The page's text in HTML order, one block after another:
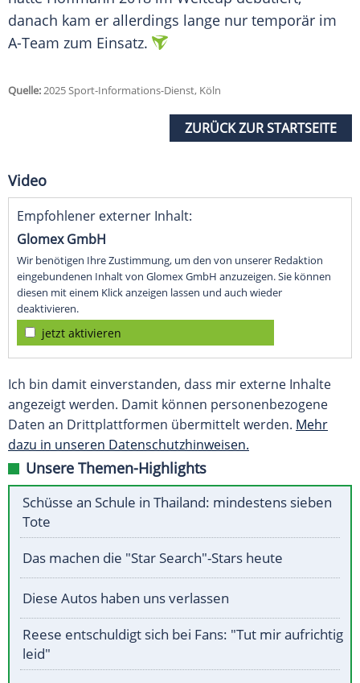
danach kam er allerdings lange nur temporär im
A-Team zum Einsatz.
Quelle:2025 Sport-Informations-Dienst, Köln
ZURÜCK ZUR STARTSEITE
Video
Empfohlener externer Inhalt:
Glomex GmbH
Wir benötigen Ihre Zustimmung, um den von unserer Redaktion
eingebundenen Inhalt von Glomex GmbH anzuzeigen. Sie können
diesen mit einem Klick anzeigen lassen und auch wieder
deaktivieren.
jetzt aktivieren
Ich bin damit einverstanden, dass mir externe Inhalte
angezeigt werden. Damit können personenbezogene
Daten an Drittplattformen übermittelt werden. Mehr
dazu in unseren Datenschutzhinweisen.
Unsere Themen-Highlights
Schüsse an Schule in Thailand: mindestens sieben
Tote
Das machen die "Star Search"-Stars heute
Diese Autos haben uns verlassen
Reese entschuldigt sich bei Fans: "Tut mir aufrichtig
leid"